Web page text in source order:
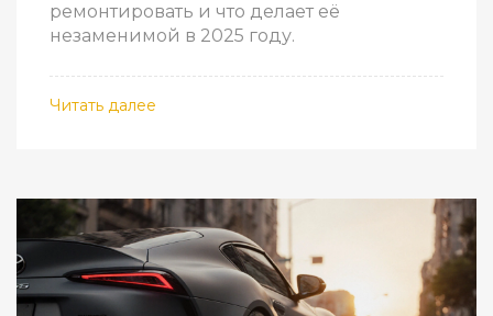
ремонтировать и что делает её
незаменимой в 2025 году.
Читать далее